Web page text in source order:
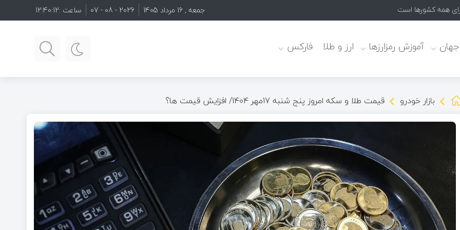
همه کشورها است جمعه , 16 مرداد 1405 2026 - 08 - 07 ساعت :12:40:14
جهان آموزش رمزارزها ارز و طلا فارکس
بازار خودرو قیمت طلا و سکه امروز پنج شنبه 17مهر 1404/ افزایش قیمت ها؟